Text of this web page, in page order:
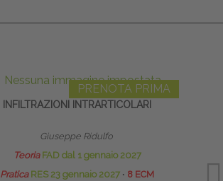
PRENOTA PRIMA
INFILTRAZIONI INTRARTICOLARI
Giuseppe Ridulfo
Teoria FAD dal 1 gennaio 2027
PraticaRES 23 gennaio 2027 ∙ 8 ECM